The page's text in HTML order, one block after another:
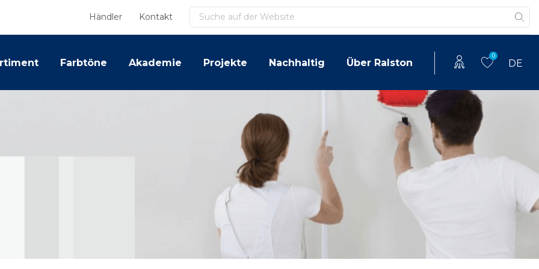
Händler Kontakt Suchen
Farbtöne Akademie Projekte Nachhaltig Über Ralston
0
DE